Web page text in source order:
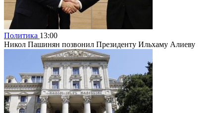
Политика 13:00
Никол Пашинян позвонил Президенту Ильхаму Алиеву